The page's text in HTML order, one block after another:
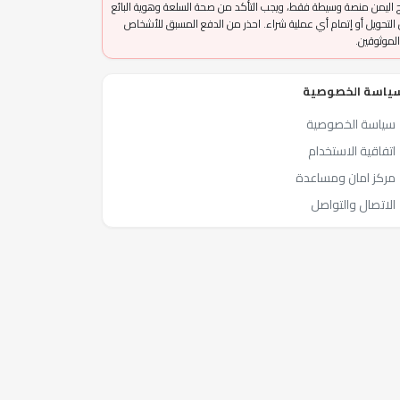
اليمن منصة وسيطة فقط، ويجب التأكد من صحة السلعة وهوية البائع
التحويل أو إتمام أي عملية شراء. احذر من الدفع المسبق للأشخاص
الخصوصية
سياسة الخصوصية
اتفاقية الاستخدام
مركز امان ومساعدة
الاتصال والتواصل